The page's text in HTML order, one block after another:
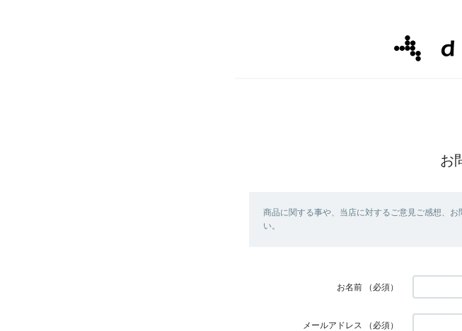
お
商品に関する事や、当店に対するご意見ご感想、
い。
お名前 （必須）
メールアドレス （必須）